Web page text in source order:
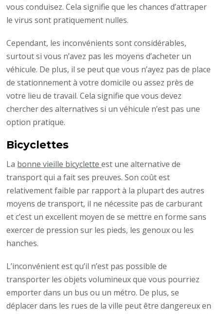
vous conduisez. Cela signifie que les chances d’attraper
le virus sont pratiquement nulles.
Cependant, les inconvénients sont considérables,
surtout si vous n’avez pas les moyens d’acheter un
véhicule. De plus, il se peut que vous n’ayez pas de place
de stationnement à votre domicile ou assez près de
votre lieu de travail. Cela signifie que vous devez
chercher des alternatives si un véhicule n’est pas une
option pratique.
Bicyclettes
La bonne vieille bicycletteest une alternative de
transport qui a fait ses preuves. Son coût est
relativement faible par rapport à la plupart des autres
moyens de transport, il ne nécessite pas de carburant
et c’est un excellent moyen de se mettre en forme sans
exercer de pression sur les pieds, les genoux ou les
hanches.
L’inconvénient est qu’il n’est pas possible de
transporter les objets volumineux que vous pourriez
emporter dans un bus ou un métro. De plus, se
déplacer dans les rues de la ville peut être dangereux en